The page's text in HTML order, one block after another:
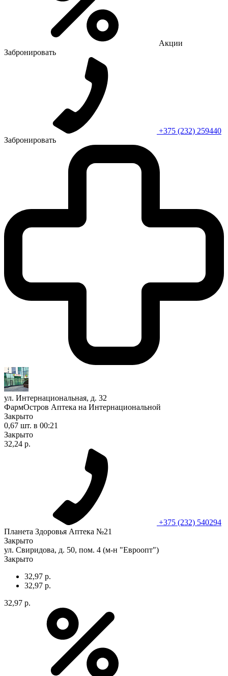
Акции
Забронировать
+375 (232) 259440
Забронировать
ул. Интернациональная, д. 32
ФармОстров Аптека на Интернациональной
Закрыто
0,67 шт. в 00:21
Закрыто
32,24 р.
+375 (232) 540294
Планета Здоровья Аптека №21
Закрыто
ул. Свиридова, д. 50, пом. 4 (м-н "Евроопт")
Закрыто
32,97 р.
32,97 р.
32,97 р.